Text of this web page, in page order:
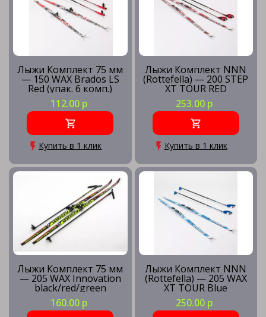
Лыжи Комплект 75 мм
— 150 WAX Brados LS
Red (упак. 6 комп.)
112.00 р
Купить в 1 клик
Лыжи Комплект NNN
(Rottefella) — 200 STEP
XT TOUR RED
253.00 р
Купить в 1 клик
Лыжи Комплект 75 мм
— 205 WAX Innovation
black/red/green
160.00 р
Лыжи Комплект NNN
(Rottefella) — 205 WAX
XT TOUR Blue
250.00 р